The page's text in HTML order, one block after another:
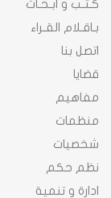
كـتـب و ابـحـاث
بـاقـلام القـراء
اتصل بنا
قضايا
مفاهيم
منظمات
شخصيات
نظم حكم
ادارة و تنمية